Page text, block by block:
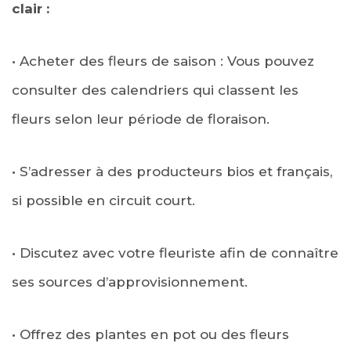
clair :
• Acheter des fleurs de saison : Vous pouvez
consulter des calendriers qui classent les
fleurs selon leur période de floraison.
• S’adresser à des producteurs bios et français,
si possible en circuit court.
• Discutez avec votre fleuriste afin de connaître
ses sources d’approvisionnement.
• Offrez des plantes en pot ou des fleurs